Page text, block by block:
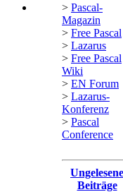
> Pascal-
Magazin
> Free Pascal
> Lazarus
> Free Pascal
Wiki
> EN Forum
> Lazarus-
Konferenz
> Pascal
Conference
Ungelesene
Beiträge